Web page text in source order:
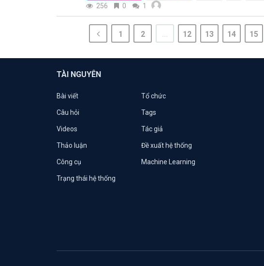
256 0 1
1 2 ... 12 13 14 15
TÀI NGUYÊN
Bài viết Tổ chức
Câu hỏi Tags
Videos Tác giả
Thảo luận Đề xuất hệ thống
Công cụ Machine Learning
Trạng thái hệ thống